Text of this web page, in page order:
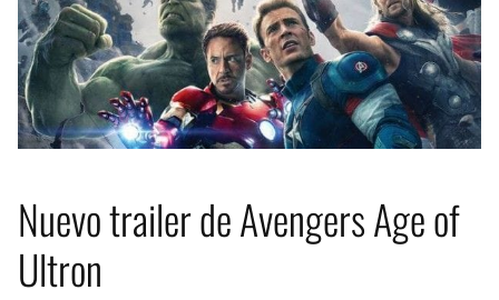
Nuevo trailer de Avengers Age of
Ultron